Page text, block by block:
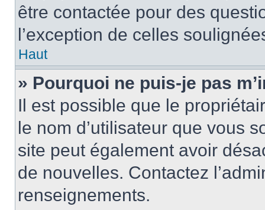
être contactée pour des
l’exception de celles
Haut
» Pourquoi ne puis-je pas
Il est possible que le
le nom d’utilisateur que vous
site peut également avoir
de nouvelles. Contactez
renseignements.